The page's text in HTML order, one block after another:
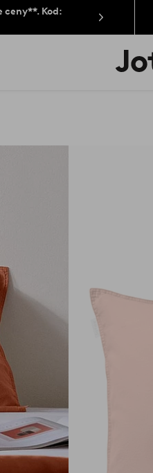
ceny**. Kod:
Logo
Jotex